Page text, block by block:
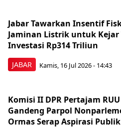
JABAR
Jabar Tawarkan Insentif
Jaminan Listrik untuk Kejar
Investasi Rp314 Triliun
Kamis, 16 Jul 2026 - 14:43
Komisi II DPR Pertajam
Gandeng Parpol
Ormas Serap Aspirasi Publik